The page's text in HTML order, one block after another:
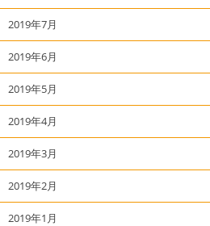
2019年7月
2019年6月
2019年5月
2019年4月
2019年3月
2019年2月
2019年1月